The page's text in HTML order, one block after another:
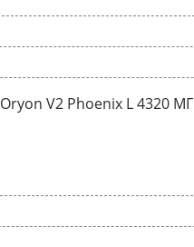
Oryon V2 Phoenix L 4320